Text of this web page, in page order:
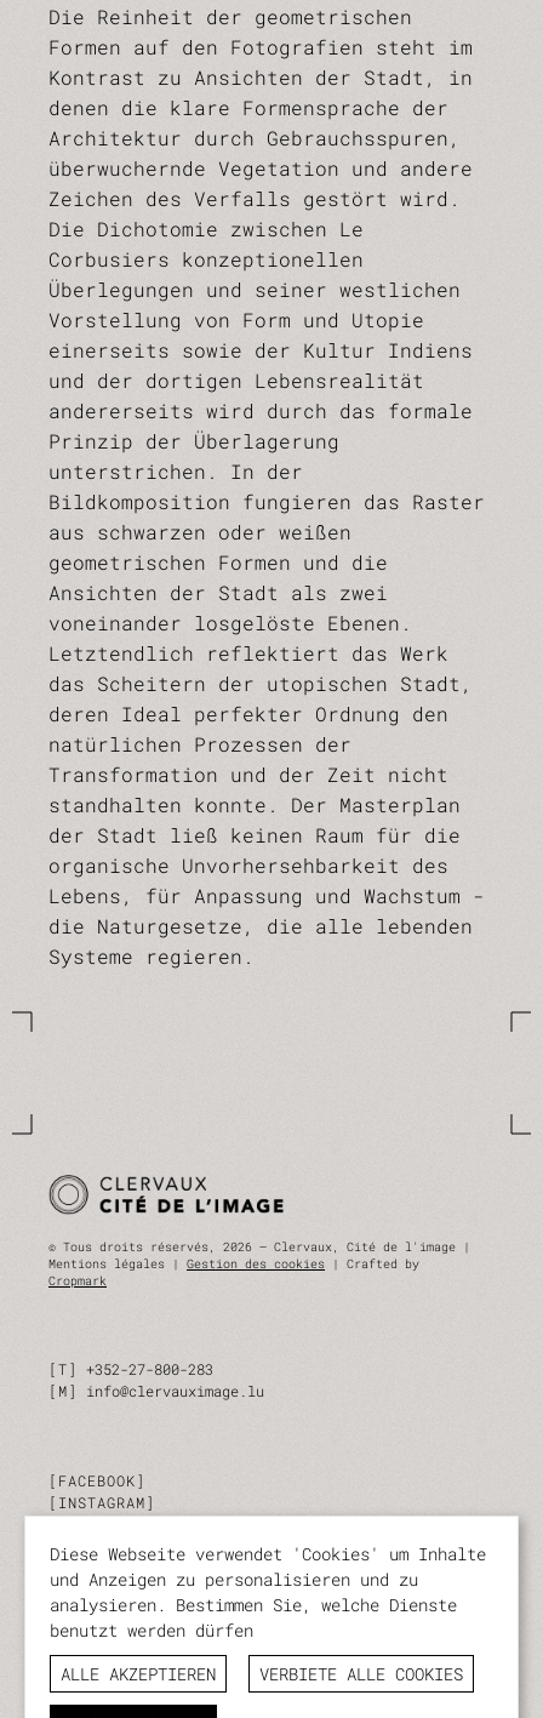
Die Reinheit der geometrischen
Formen auf den Fotografien steht im
Kontrast zu Ansichten der Stadt, in
denen die klare Formensprache der
Architektur durch Gebrauchsspuren,
überwuchernde Vegetation und andere
Zeichen des Verfalls gestört wird.
Die Dichotomie zwischen Le
Corbusiers konzeptionellen
Überlegungen und seiner westlichen
Vorstellung von Form und Utopie
einerseits sowie der Kultur Indiens
und der dortigen Lebensrealität
andererseits wird durch das formale
Prinzip der Überlagerung
unterstrichen. In der
Bildkomposition fungieren das Raster
aus schwarzen oder weißen
geometrischen Formen und die
Ansichten der Stadt als zwei
voneinander losgelöste Ebenen.
Letztendlich reflektiert das Werk
das Scheitern der utopischen Stadt,
deren Ideal perfekter Ordnung den
natürlichen Prozessen der
Transformation und der Zeit nicht
standhalten konnte. Der Masterplan
der Stadt ließ keinen Raum für die
organische Unvorhersehbarkeit des
Lebens, für Anpassung und Wachstum -
die Naturgesetze, die alle lebenden
Systeme regieren.
© Tous droits réservés, 2026 — Clervaux, Cité de l'image |
Mentions légales | Gestion des cookies | Crafted by
Cropmark
T
+352-27-800-283
M
info@clervauximage.lu
FACEBOOK
INSTAGRAM
ABONNIEREN SIE UNSEREN NEWSLETTER
Bleiben Sie jederzeit über unsere Aktivitäten und
Veranstaltungen auf dem Laufenden.
ABONNIEREN
Diese Webseite verwendet 'Cookies' um Inhalte
und Anzeigen zu personalisieren und zu
analysieren. Bestimmen Sie, welche Dienste
benutzt werden dürfen
ALLE AKZEPTIEREN
VERBIETE ALLE COOKIES